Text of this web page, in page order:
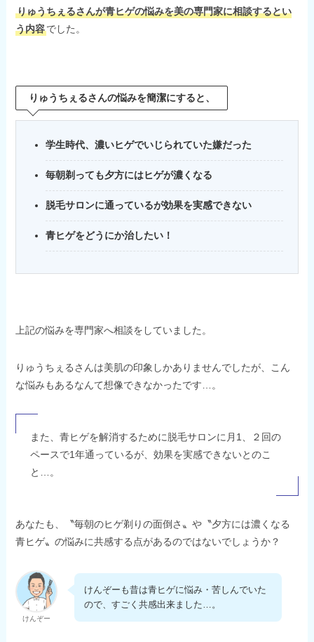
りゅうちぇるさんが青ヒゲの悩みを美の専門家に相談するとい
う内容でした。
りゅうちぇるさんの悩みを簡潔にすると、
学生時代、濃いヒゲでいじられていた嫌だった
毎朝剃っても夕方にはヒゲが濃くなる
脱毛サロンに通っているが効果を実感できない
青ヒゲをどうにか治したい！
上記の悩みを専門家へ相談をしていました。
りゅうちぇるさんは美肌の印象しかありませんでしたが、こん
な悩みもあるなんて想像できなかったです…。
また、青ヒゲを解消するために脱毛サロンに月1、２回の
ペースで1年通っているが、効果を実感できないとのこ
と…。
あなたも、〝毎朝のヒゲ剃りの面倒さ〟や〝夕方には濃くなる
青ヒゲ〟の悩みに共感する点があるのではないでしょうか？
けんぞー
けんぞーも昔は青ヒゲに悩み・苦しんでいた
ので、すごく共感出来ました…。